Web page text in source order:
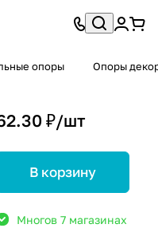
опоры Опоры
₽/шт
В корзину
Многов 7 магазинах